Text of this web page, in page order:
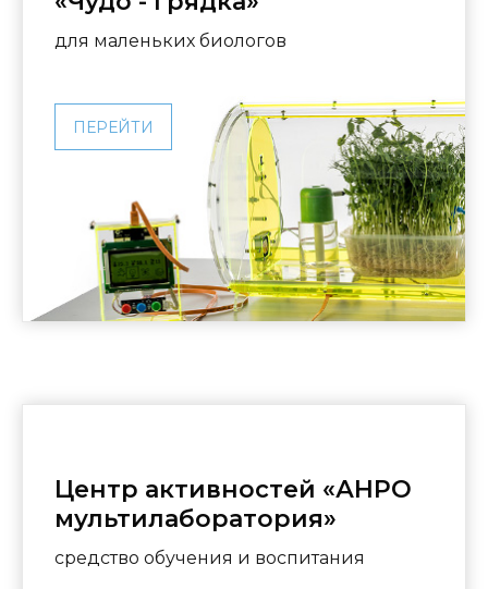
для маленьких биологов
ПЕРЕЙТИ
Центр активностей «АНРО
мультилаборатория»
средство обучения и воспитания